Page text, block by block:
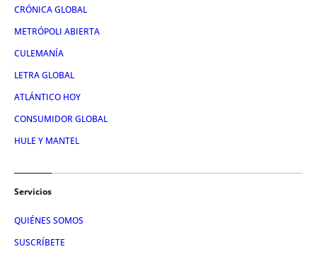
CRÓNICA GLOBAL
METRÓPOLI ABIERTA
CULEMANÍA
LETRA GLOBAL
ATLÁNTICO HOY
CONSUMIDOR GLOBAL
HULE Y MANTEL
Servicios
QUIÉNES SOMOS
SUSCRÍBETE